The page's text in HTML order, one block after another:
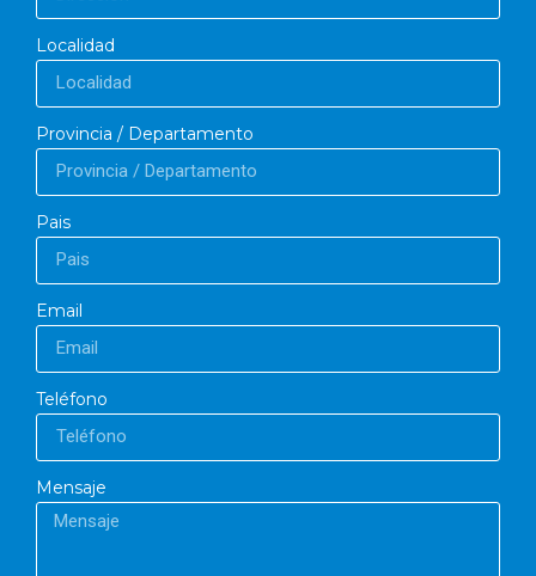
Localidad
Provincia / Departamento
Pais
Email
Teléfono
Mensaje